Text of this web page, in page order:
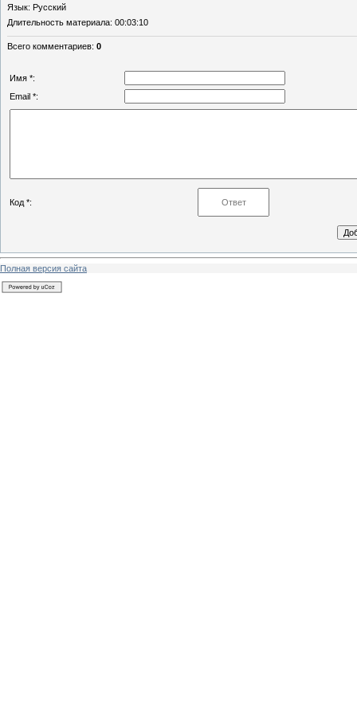
Язык: Русский
Длительность материала: 00:03:10
Всего комментариев: 0
Имя *:
Email *:
Код *:
Полная версия сайта